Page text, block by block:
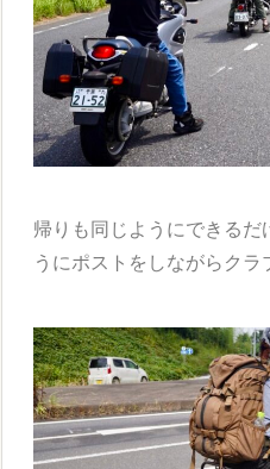
帰りも同じようにできるだ
うにポストをしながらクラ